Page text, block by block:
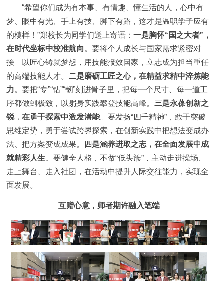
“希望你们成为有本事、有情趣、懂生活的人，心中有
梦、眼中有光、手上有技、脚下有路，这才是温职学子应有
的模样！”郑校长为同学们送上寄语：一是胸怀“国之大者”，
在时代坐标中校准航向 。要将个人成长与国家需求紧密对
接，以匠心铸就梦想，用技能报效国家，立志成为担当重任
的高端技能人才。二是磨砺工匠之心，在精益求精中淬炼能
力。要把“专”“钻”“韧”刻进骨子里，把每一个尺寸、每一道工
序都做到极致，以躬身实践攀登技能高峰。 三是永葆创新之
锐，在勇于探索中激发潜能。要发扬“四千精神”，敢于突破
思维定势，勇于尝试跨界探索，在创新实践中把想法变成办
法、把方案变成成果。
四是涵养进取之志，在全面发展中成
就精彩人生。要健全人格，不做“低头族”，主动走进操场、
走上舞台、走入社团，在活动中提升人际交往能力，实现全
面发展。
互赠心意，师者期许融入笔端